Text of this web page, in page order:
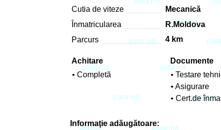
Cutia de viteze
Mecanică
Înmatricularea
R.Moldova
Parcurs
4 km
Achitare
• Completă
Documente
• Testare
• Asigurare
• Cert.de
Informaţie adăugătoare: